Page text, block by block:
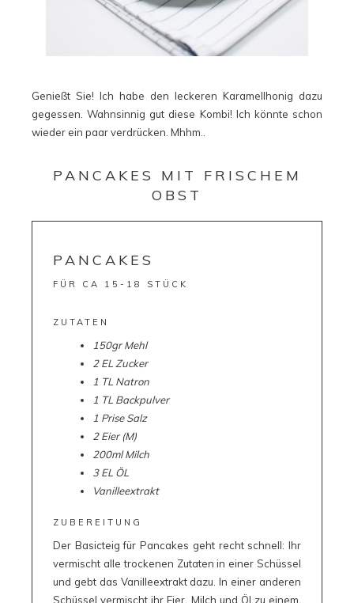
Genießt Sie! Ich habe den leckeren Karamellhonig dazu
gegessen. Wahnsinnig gut diese Kombi! Ich könnte schon
wieder ein paar verdrücken. Mhhm..
PANCAKES MIT FRISCHEM
OBST
PANCAKES
FÜR CA 15-18 STÜCK
ZUTATEN
150gr Mehl
2 EL Zucker
1 TL Natron
1 TL Backpulver
1 Prise Salz
2 Eier (M)
200ml Milch
3 EL ÖL
Vanilleextrakt
ZUBEREITUNG
Der Basicteig für Pancakes geht recht schnell: Ihr
vermischt alle trockenen Zutaten in einer Schüssel
und gebt das Vanilleextrakt dazu. In einer anderen
Schüssel vermischt ihr Eier, Milch und Öl zu einem.